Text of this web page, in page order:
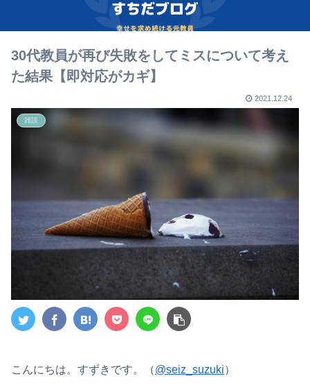
30代教員が再び失敗をしてミスについて考え
た結果【即対応がカギ】
2021.12.24
雑談
こんにちは。すずきです。（@seiz_suzuki）